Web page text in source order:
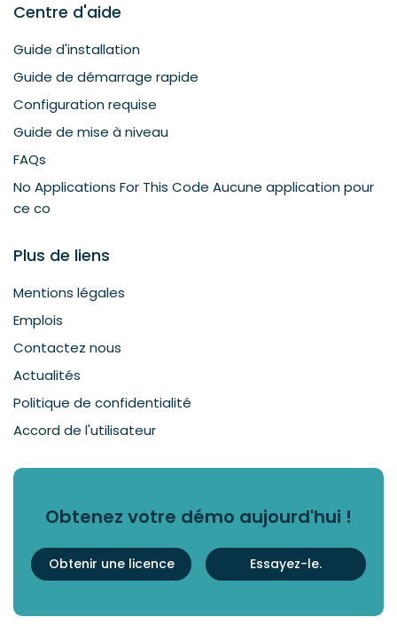
Centre d'aide
Guide d'installation
Guide de démarrage rapide
Configuration requise
Guide de mise à niveau
FAQs
No Applications For This Code Aucune application pour
ce co
Plus de liens
Mentions légales
Emplois
Contactez nous
Actualités
Politique de confidentialité
Accord de l'utilisateur
Obtenez votre démo aujourd'hui !
Obtenir une licence Essayez-le.